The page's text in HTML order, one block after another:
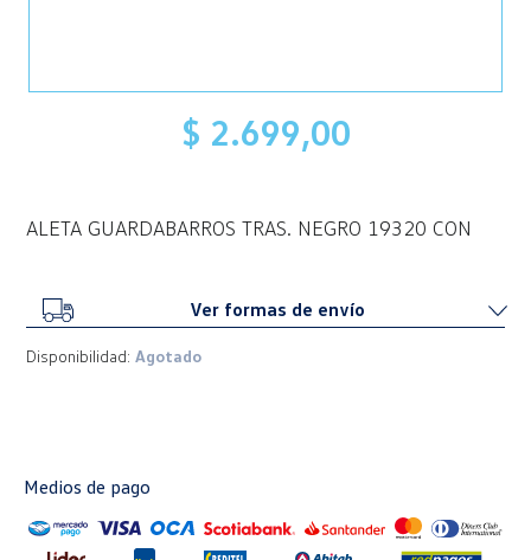
$ 2.699,00
ALETA GUARDABARROS TRAS. NEGRO 19320 CON
Ver formas de envío
Disponibilidad: Agotado
Medios de pago